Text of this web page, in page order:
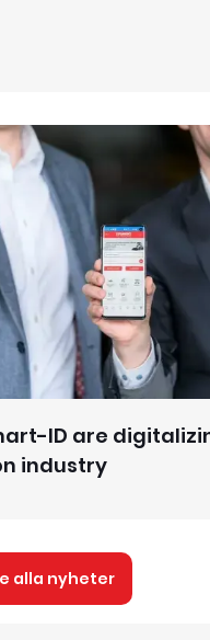
ID are
industry
alla nyheter